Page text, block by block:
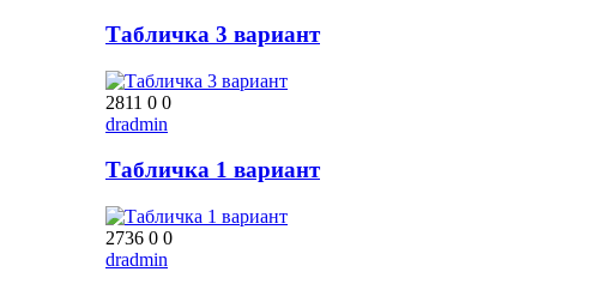
Табличка 3 вариант
2811 0 0
dradmin
Табличка 1 вариант
2736 0 0
dradmin